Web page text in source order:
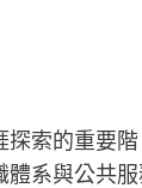
探索的重要階
體系與公共